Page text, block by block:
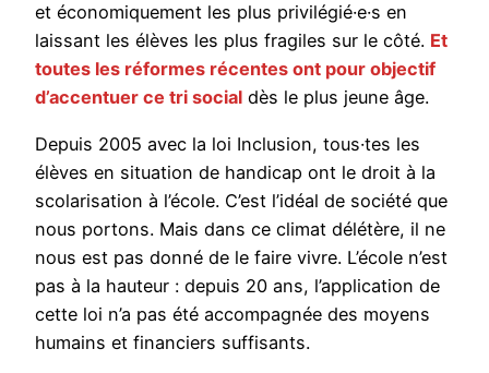
et économiquement les plus privilégié·e·s en
laissant les élèves les plus fragiles sur le côté. Et
toutes les réformes récentes ont pour objectif
d’accentuer ce tri social dès le plus jeune âge.
Depuis 2005 avec la loi Inclusion, tous·tes les
élèves en situation de handicap ont le droit à la
scolarisation à l’école. C’est l’idéal de société que
nous portons. Mais dans ce climat délétère, il ne
nous est pas donné de le faire vivre. L’école n’est
pas à la hauteur : depuis 20 ans, l’application de
cette loi n’a pas été accompagnée des moyens
humains et financiers suffisants.